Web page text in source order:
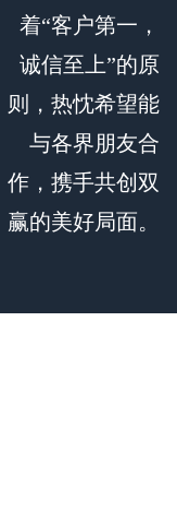
着“客户第一，
诚信至上”的原
则，热忱希望能
与各界朋友合
作，携手共创双
赢的美好局面。